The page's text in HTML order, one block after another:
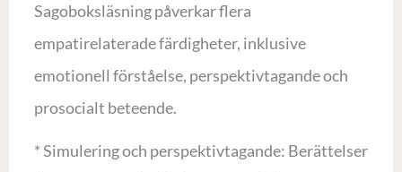
Sagoboksläsning påverkar flera
empatirelaterade färdigheter, inklusive
emotionell förståelse, perspektivtagande och
prosocialt beteende.
* Simulering och perspektivtagande: Berättelser